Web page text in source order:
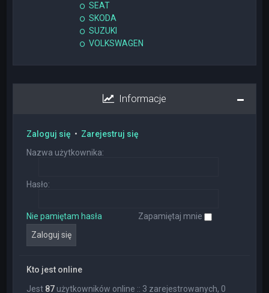
SEAT
SKODA
SUZUKI
VOLKSWAGEN
Informacje
Zaloguj się • Zarejestruj się
Nazwa użytkownika:
Hasło:
Nie pamiętam hasła Zapamiętaj mnie
Kto jest online
Jest 87 użytkowników online :: 3 zarejestrowanych, 0